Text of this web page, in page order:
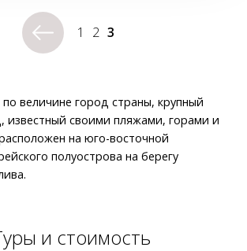
1 2 3
величине город страны, крупный
известный своими пляжами, горами и
на юго-восточной
полуострова на берегу
и стоимость